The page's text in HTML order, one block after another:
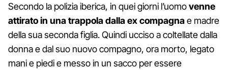
Secondo la polizia iberica, in quei giorni l’uomovenne
attirato in una trappola dalla ex compagnae madre
della sua seconda figlia. Quindi ucciso a coltellate dalla
donna e dal suo nuovo compagno, ora morto, legato
mani e piedi e messo in un sacco per essere